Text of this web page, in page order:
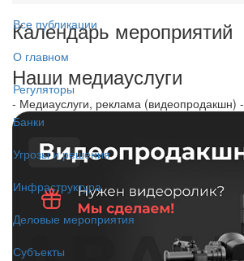
Все публикации
О главном
Регуляторы
Банки
Угрозы и решения
Инфраструктура
Деловые мероприятия
Субъекты
Календарь мероприятий
Наши медиауслуги
- Медиауслуги, реклама (видеопродакшн) -